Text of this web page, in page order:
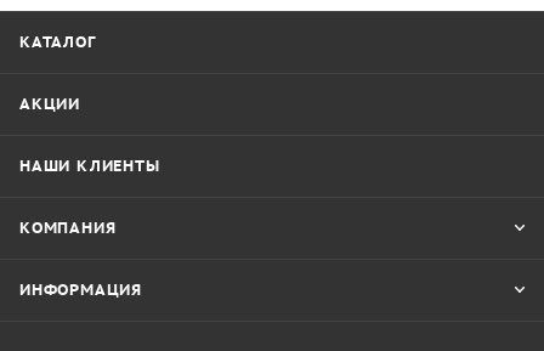
КАТАЛОГ
АКЦИИ
НАШИ КЛИЕНТЫ
КОМПАНИЯ
ИНФОРМАЦИЯ